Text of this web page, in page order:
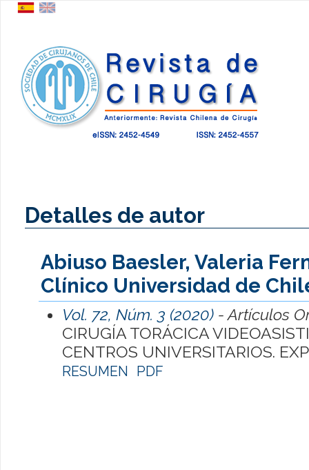
Detalles de autor
Abiuso Baesler, Valeria
Clínico Universidad de
Vol. 72, Núm. 3 (2020)- Artículos
CIRUGÍA TORÁCICA
CENTROS UNIVERSITARIOS.
RESUMEN PDF